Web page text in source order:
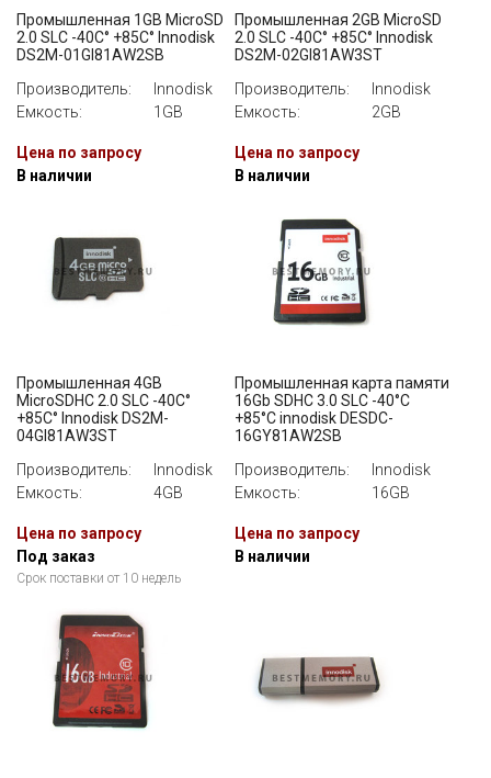
Промышленная 1GB MicroSD
2.0 SLC -40C° +85C° Innodisk
DS2M-01GI81AW2SB
Производитель:
Innodisk
Емкость:
1GB
Цена по запросу
В наличии
Промышленная 2GB MicroSD
2.0 SLC -40C° +85C° Innodisk
DS2M-02GI81AW3ST
Производитель:
Innodisk
Емкость:
2GB
Цена по запросу
В наличии
Промышленная 4GB
MicroSDHC 2.0 SLC -40C°
+85C° Innodisk DS2M-
04GI81AW3ST
Производитель:
Innodisk
Емкость:
4GB
Цена по запросу
Под заказ
Срок поставки от 10 недель
Промышленная карта памяти
16Gb SDHC 3.0 SLC -40°C
+85°C innodisk DESDC-
16GY81AW2SB
Производитель:
Innodisk
Емкость:
16GB
Цена по запросу
В наличии